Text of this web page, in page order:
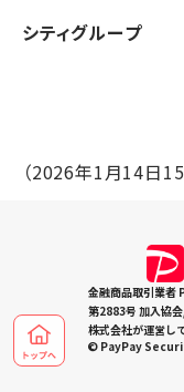
シティグループ
（2026年1月14日
金融商品取引業者
第2883号 加入協
株式会社が運営し
© PayPay